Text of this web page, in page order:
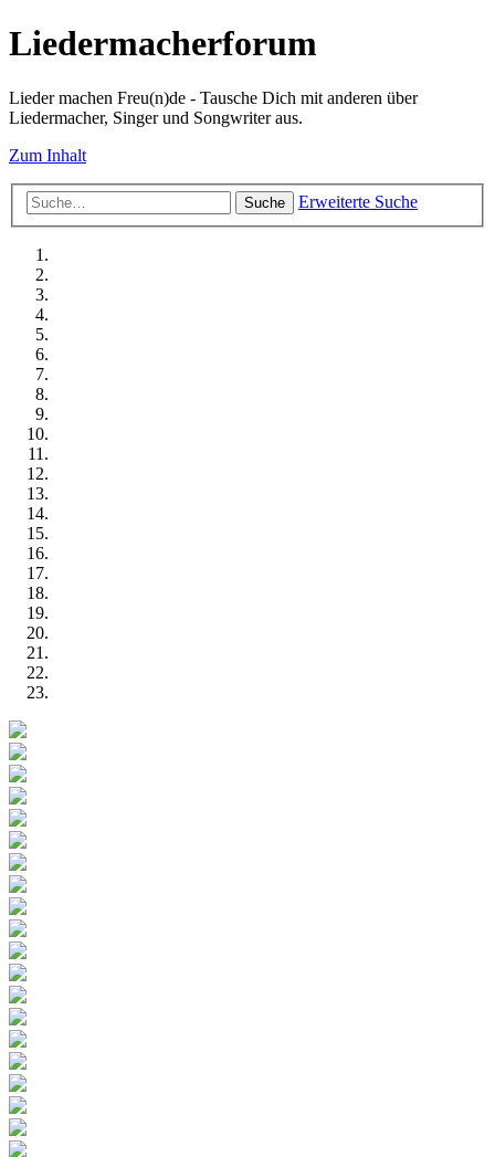
Liedermacherforum
Lieder machen Freu(n)de - Tausche Dich mit anderen über
Liedermacher, Singer und Songwriter aus.
Zum Inhalt
Suche Erweiterte Suche